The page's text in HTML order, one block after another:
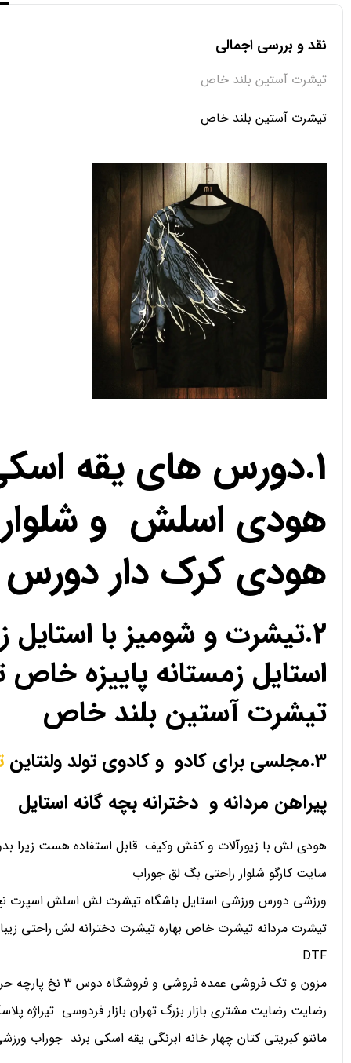
نقد و بررسی اجمالی
تیشرت آستین بلند خاص
تیشرت آستین بلند خاص
1.دورس های یقه
هودی اسلش و
هودی کرک دار
2.تیشرت و شومیز با
استایل زمستانه پاییزه
تیشرت آستین بلند خاص
3.مجلسی برای کادو و کادوی تولد ولنتاین
پیراهن مردانه و دخترانه بچه گانه استایل
هودی لش با زیورآلات و کفش وکیف قابل استفاده هست زیرا
سایت کارگو شلوار راحتی بگ لق جوراب
ورزشی دورس ورزشی استایل باشگاه تیشرت لش اسلش اسپرت
تیشرت مردانه تیشرت خاص بهاره تیشرت دخترانه لش راحتی
DTF
مزون و تک فروشی عمده فروشی و فروشگاه دوس 3 نخ پارچه حریر کریپ ساتن اعتماد
رضایت رضایت مشتری بازار بزرگ تهران بازار فردوسی تیراژه
مانتو کبریتی کتان چهار خانه ابرنگی یقه اسکی برند جوراب